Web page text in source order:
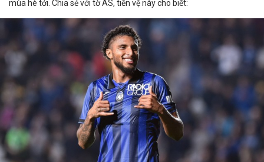
mùa hè tới. Chia sẻ với tờ AS, tiền vệ này cho biết: